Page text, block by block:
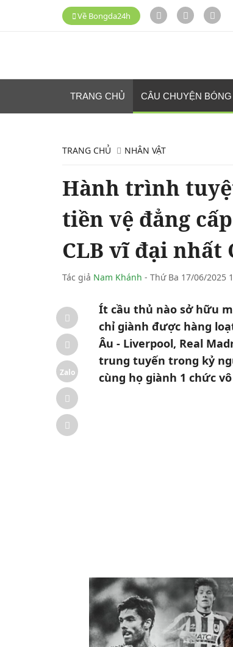
Về Bongda24h
TRANG CHỦ CÂU CHUYỆN
TRANG CHỦ NHÂN VẬT
Hành trình
tiền vệ đẳng
CLB vĩ đại nhất
Tác giả Nam Khánh - Thứ Ba 17/06/2025
Zalo
Ít cầu thủ nào sở hữu
chỉ giành được hàng
Âu - Liverpool, Real
trung tuyến trong kỷ
cùng họ giành 1 chức